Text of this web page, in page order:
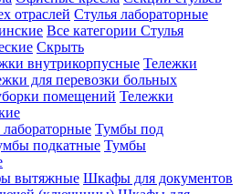
отраслей Стулья лабораторные
Все категории Стулья
Скрыть
внутрикорпусные Тележки
для перевозки больных
помещений Тележки
Тумбы под
подкатные Тумбы
вытяжные Шкафы для документов